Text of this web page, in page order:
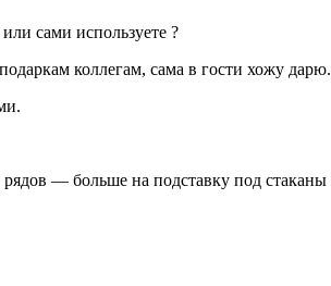
сами используете ?
коллегам, сама в гости хожу
— больше на подставку под стаканы